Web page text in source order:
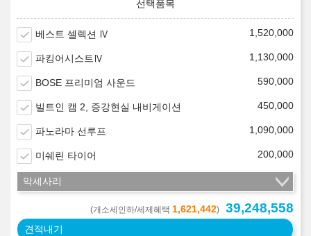
베스트 셀렉션 Ⅳ 1,520,000
파킹어시스트Ⅳ 1,130,000
BOSE 프리미엄 사운드 590,000
빌트인 캠 2, 증강현실 내비게이션 450,000
파노라마 선루프 1,090,000
미쉐린 타이어 200,000
악세사리
(개소세인하/세제혜택 1,621,442) 39,248,558
견적내기